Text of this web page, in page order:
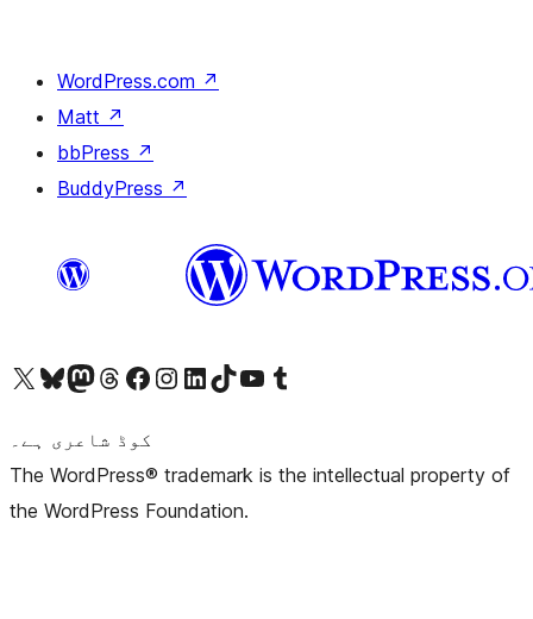
WordPress.com ↗
Matt ↗
bbPress ↗
BuddyPress ↗
Visit our X (formerly Twitter) account
ہمارے بلیواسکائی اکاؤنٹ پر جائیں
Visit our Mastodon account
ہمارے ٹھریڈز اکاؤنٹ پر جائیں
Visit our Facebook pageVisit our Instagram account
Visit our LinkedIn account
ہمارے ٹک ٹاک اکاؤنٹ پر جائیں
Visit our YouTube channel
ہمارے ٹمبلر اکاؤنٹ پر جائیں
کوڈ شاعری ہے۔
The WordPress® trademark is the intellectual property of
the WordPress Foundation.